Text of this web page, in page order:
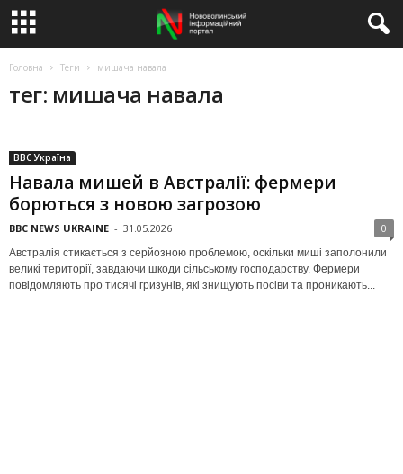
Головна Теги мишача навала
тег: мишача навала
BBC Україна
Навала мишей в Австралії: фермери
борються з новою загрозою
BBC NEWS UKRAINE - 31.05.2026 0
Австралія стикається з серйозною проблемою, оскільки миші заполонили
великі території, завдаючи шкоди сільському господарству. Фермери
повідомляють про тисячі гризунів, які знищують посіви та проникають...